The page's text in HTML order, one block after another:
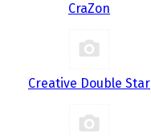
CraZon
Creative Double Star